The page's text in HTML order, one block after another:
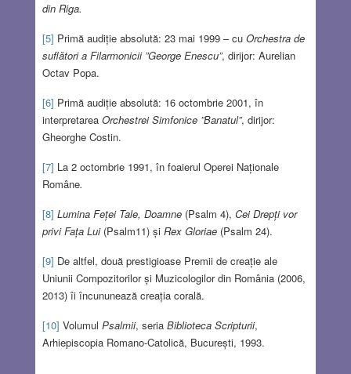
din Riga.
[5] Primă audiție absolută: 23 mai 1999 – cu Orchestra de
suflători a Filarmonicii ”George Enescu”, dirijor: Aurelian
Octav Popa.
[6] Primă audiție absolută: 16 octombrie 2001, în
interpretarea Orchestrei Simfonice ”Banatul”, dirijor:
Gheorghe Costin.
[7] La 2 octombrie 1991, în foaierul Operei Naționale
Române.
[8] Lumina Feței Tale, Doamne(Psalm 4), Cei Drepți vor
privi Fața Lui(Psalm11) și Rex Gloriae(Psalm 24).
[9] De altfel, două prestigioase Premii de creație ale
Uniunii Compozitorilor și Muzicologilor din România (2006,
2013) îi încununează creația corală.
[10] Volumul Psalmii, seria Biblioteca Scripturii,
Arhiepiscopia Romano-Catolică, București, 1993.